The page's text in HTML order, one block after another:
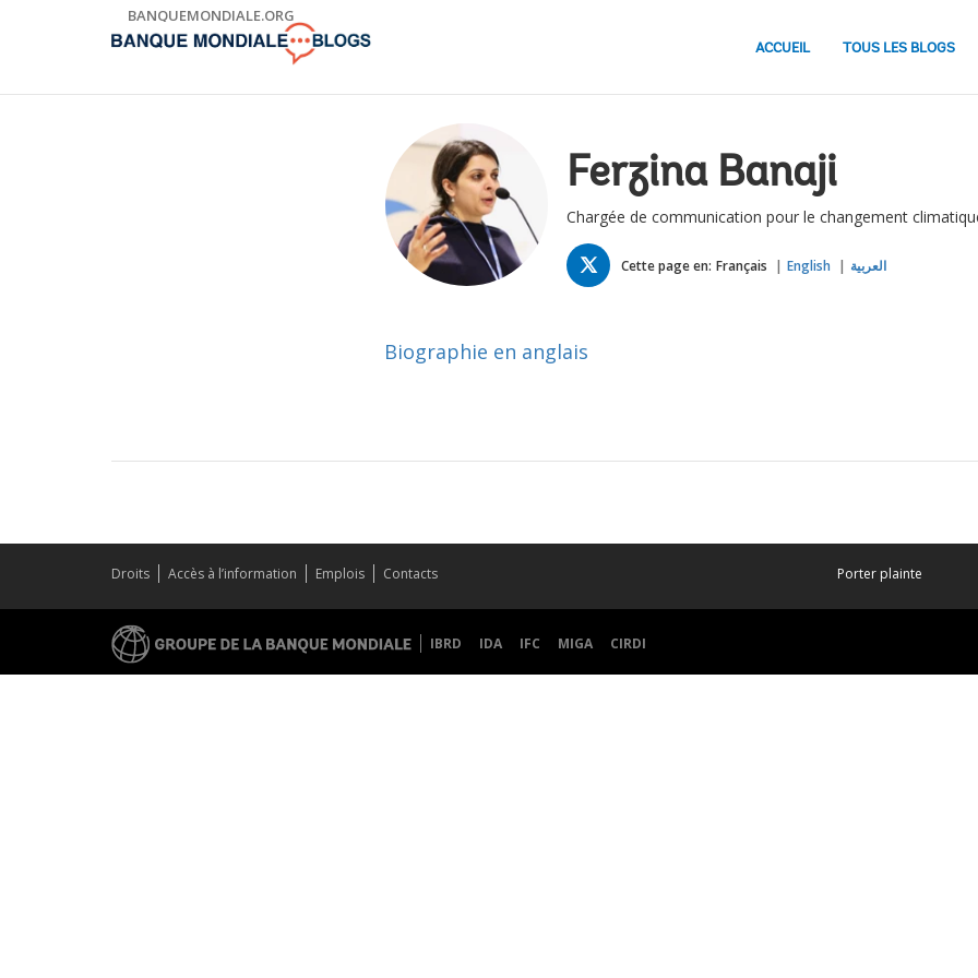
BANQUEMONDIALE.ORG
ACCUEIL TOUS LES BLOGS
Ferzina Banaji
Chargée de communication pour le changement
TWITTER
Cette page en: Français English العربية
Biographie en anglais
Droits Accès à l’information Emplois Contacts Porter plainte
IBRD IDA IFC MIGA CIRDI